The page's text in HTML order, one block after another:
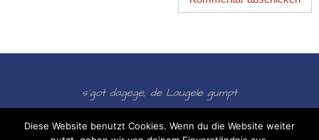
s´got dagege, de Laugele gumpt
Präsentiert vonNirvana& WordPress.
Diese Website benutzt Cookies. Wenn du die Website weiter